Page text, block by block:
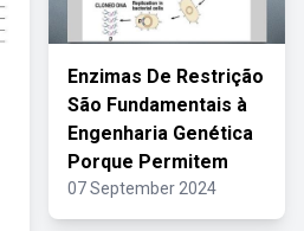
Enzimas De Restrição
São Fundamentais à
Engenharia Genética
Porque Permitem
07 September 2024